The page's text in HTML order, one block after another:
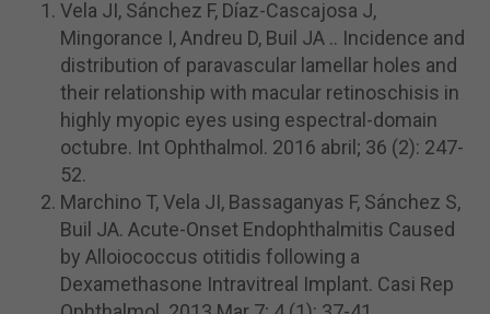
Vela JI, Sánchez F, Díaz-Cascajosa J,
Mingorance I, Andreu D, Buil JA .. Incidence and
distribution of paravascular lamellar holes and
their relationship with macular retinoschisis in
highly myopic eyes using espectral-domain
octubre. Int Ophthalmol. 2016 abril; 36 (2): 247-
52.
Marchino T, Vela JI, Bassaganyas F, Sánchez S,
Buil JA. Acute-Onset Endophthalmitis Caused
by Alloiococcus otitidis following a
Dexamethasone Intravitreal Implant. Casi Rep